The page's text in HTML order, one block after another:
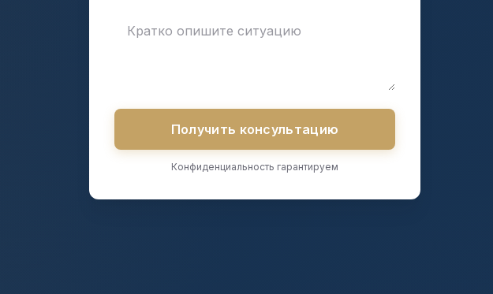
Получить консультацию
Конфиденциальность гарантируем